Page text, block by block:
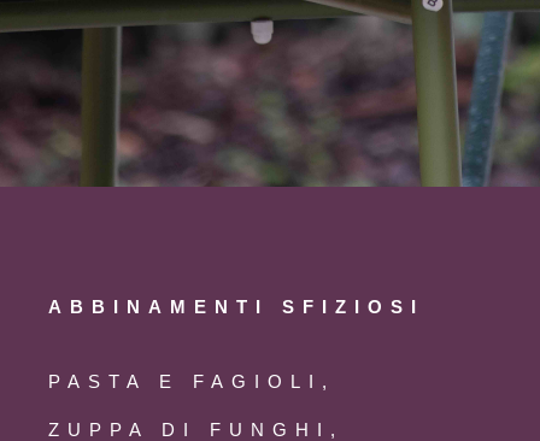
ABBINAMENTI SFIZIOSI
PASTA E FAGIOLI,
ZUPPA DI FUNGHI,